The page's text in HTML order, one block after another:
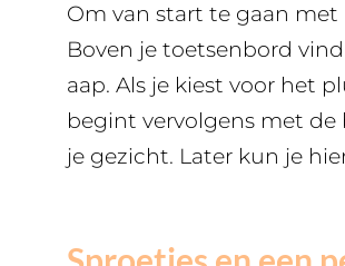
Om van start te gaan
Boven je toetsenbord
aap. Als je kiest voor het
begint vervolgens met de
je gezicht. Later kun je